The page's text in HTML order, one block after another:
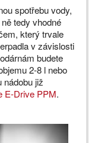
spotřebu vody,
tedy vhodné
který trvale
v závislosti
budete
2-8 l nebo
nádobu již
E-Drive PPM.